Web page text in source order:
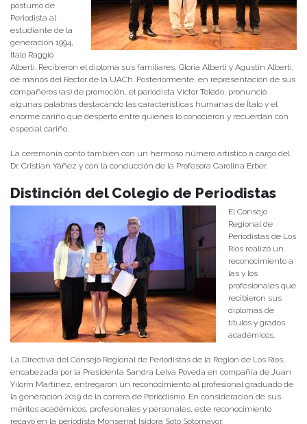
póstumo de
Periodista al
estudiante de la
generación 1994,
Ítalo Raggio
Alberti. Recibieron el diploma sus familiares, Gloria Alberti y Agustín Alberti,
de manos del Rector de la UACh. Posteriormente, en representación de sus
compañeros (as) de promoción, el periodista Víctor Toledo, pronunció
algunas palabras destacando las características humanas de Ítalo y el
enorme cariño que despertó entre quienes lo conocieron y recuerdan con
especial cariño.
La ceremonia contó también con un hermoso número artístico a cargo del
Dr. Cristian Yáñez y con la conducción de la Profesora Carolina Erber.
Distinción del Colegio de Periodistas
El Consejo
Regional de
Periodistas de Los
Ríos realizó un
reconocimiento a
las y los
profesionales que
recibieron sus
diplomas de
títulos y grados
académicos.
La Directiva del Consejo Regional de Periodistas de la Región de Los Ríos,
encabezada por la Presidenta Sandra Leiva Poveda en compañía de Juan
Yilorm Martínez, entregaron un reconocimiento al profesional graduado de
la generación 2019 de la carrera de Periodismo. En consideración de sus
méritos académicos, profesionales y personales, este reconocimiento
recayó en la periodista Monserrat Isidora Soto Sotomayor.